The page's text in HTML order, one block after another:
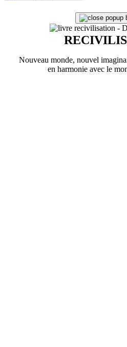
Nouveau monde, nouvel
en harmonie avec le